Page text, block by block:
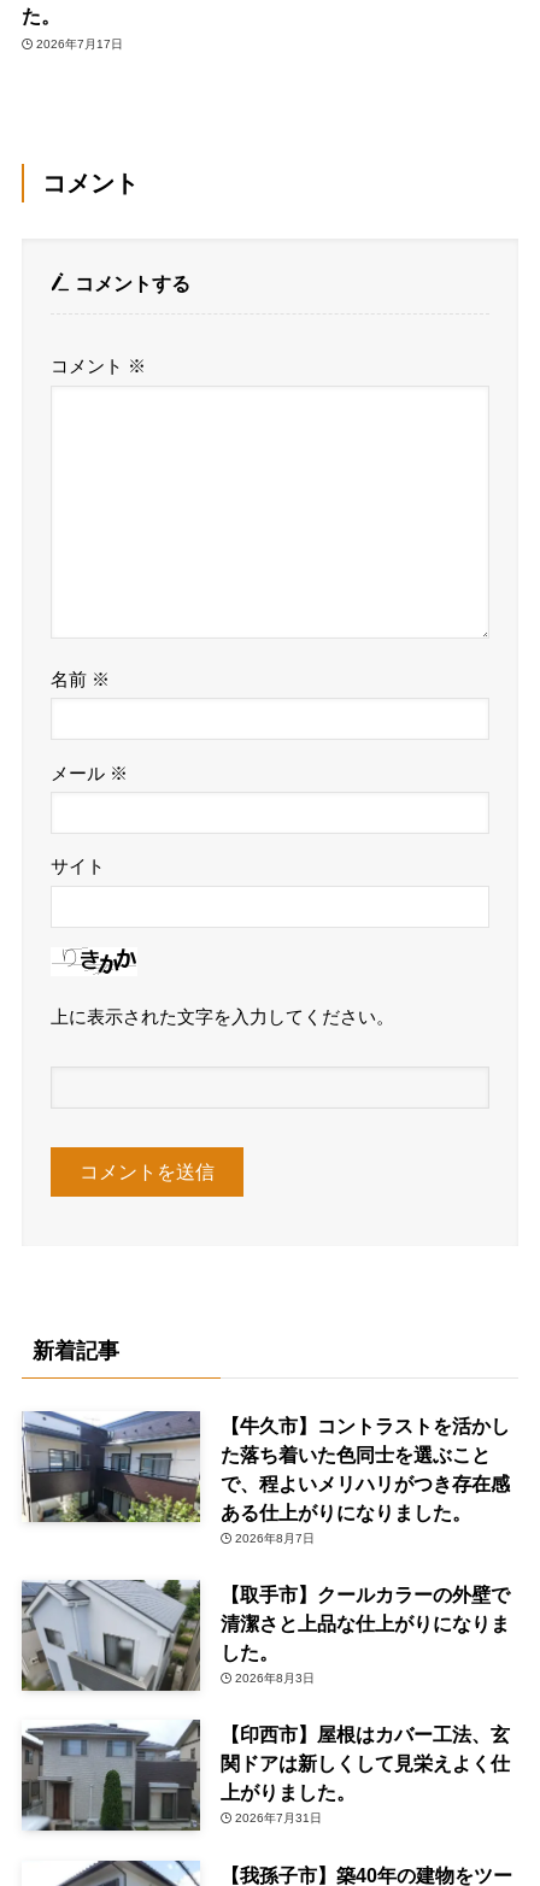
た。
2026年7月17日
コメント
コメントする
コメント ※
名前 ※
メール ※
サイト
上に表示された文字を入力してください。
新着記事
【牛久市】コントラストを活かし
た落ち着いた色同士を選ぶこと
で、程よいメリハリがつき存在感
ある仕上がりになりました。
2026年8月7日
【取手市】クールカラーの外壁で
清潔さと上品な仕上がりになりま
した。
2026年8月3日
【印西市】屋根はカバー工法、玄
関ドアは新しくして見栄えよく仕
上がりました。
2026年7月31日
【我孫子市】築40年の建物をツー